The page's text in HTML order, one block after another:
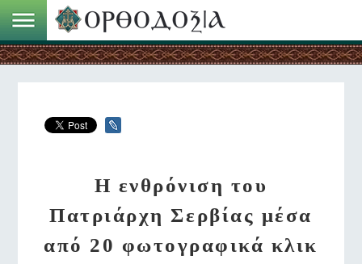
Η ενθρόνιση του
Πατριάρχη Σερβίας μέσα
από 20 φωτογραφικά κλικ